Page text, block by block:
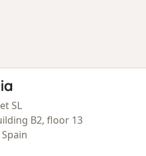
SL
B2, floor 13